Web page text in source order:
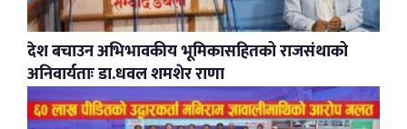
देश बचाउन अभिभावकीय भूमिकासहितको राजसंथाको
अनिवार्यताः डा.धवल शमशेर राणा